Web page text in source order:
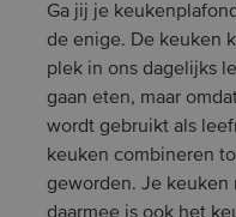
Ga jij je
de enige. De keuken
plek in ons dagelijks
gaan eten, maar
wordt gebruikt als
keuken combineren
geworden. Je keuken